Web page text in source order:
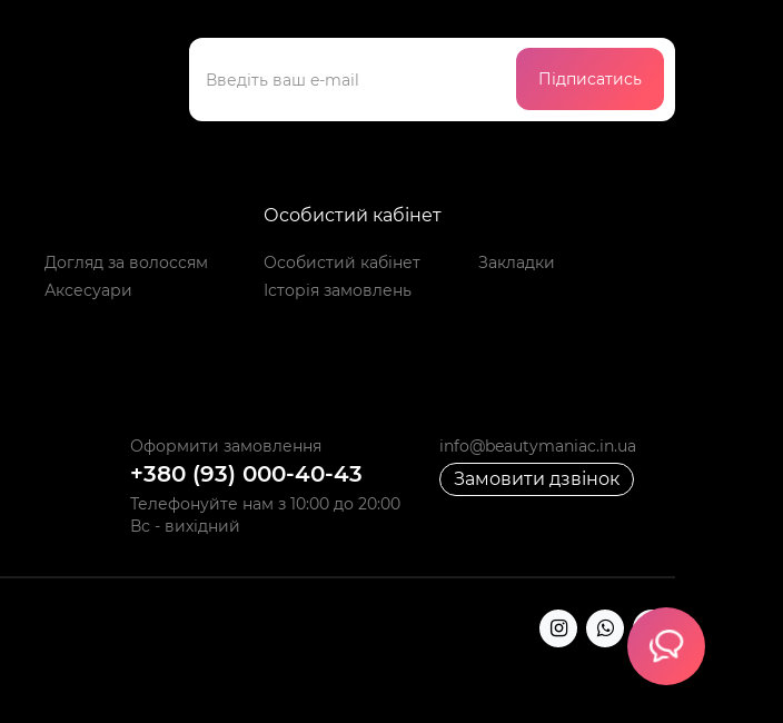
Підписатись
Догляд за волоссям
Аксесуари
Особистий кабінет
Особистий кабінет
Історія замовлень
Закладки
Оформити замовлення
+380 (93) 000-40-43
Телефонуйте нам з 10:00 до 20:00
Вс - вихідний
info@beautymaniac.in.ua
Замовити дзвінок